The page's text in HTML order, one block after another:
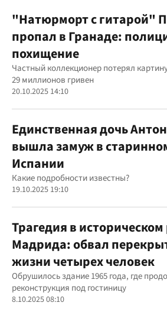
"Натюрморт с гитарой"
пропал в Гранаде:
похищение
Частный коллекционер потерял
29 миллионов гривен
20.10.2025 14:10
Единственная дочь
вышла замуж в
Испании
Какие подробности известны?
19.10.2025 19:10
Трагедия в
Мадрида: обвал
жизни четырех человек
Обрушилось здание 1965 года, где
реконструкция под гостиницу
8.10.2025 08:10